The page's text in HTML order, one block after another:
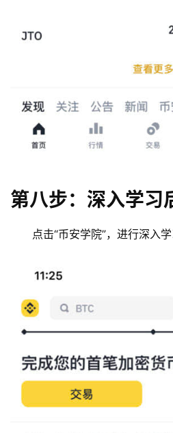
第八步：深入学习
点击“币安学院”，进行深入学